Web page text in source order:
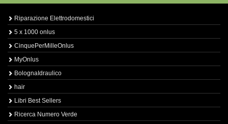
Riparazione Elettrodomestici
5 x 1000 onlus
CinquePerMilleOnlus
MyOnlus
BolognaIdraulico
hair
Libri Best Sellers
Ricerca Numero Verde